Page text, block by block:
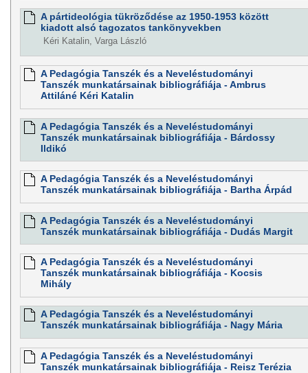
A pártideológia tükröződése az 1950-1953 között
kiadott alsó tagozatos tankönyvekben
Kéri Katalin, Varga László
A Pedagógia Tanszék és a Neveléstudományi
Tanszék munkatársainak bibliográfiája - Ambrus
Attiláné Kéri Katalin
A Pedagógia Tanszék és a Neveléstudományi
Tanszék munkatársainak bibliográfiája - Bárdossy
Ildikó
A Pedagógia Tanszék és a Neveléstudományi
Tanszék munkatársainak bibliográfiája - Bartha Árpád
A Pedagógia Tanszék és a Neveléstudományi
Tanszék munkatársainak bibliográfiája - Dudás Margit
A Pedagógia Tanszék és a Neveléstudományi
Tanszék munkatársainak bibliográfiája - Kocsis
Mihály
A Pedagógia Tanszék és a Neveléstudományi
Tanszék munkatársainak bibliográfiája - Nagy Mária
A Pedagógia Tanszék és a Neveléstudományi
Tanszék munkatársainak bibliográfiája - Reisz Terézia